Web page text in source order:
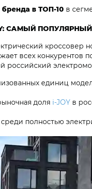
в ТОП-10 в
САМЫЙ
кроссовер
всех конкурентов
российский
единиц
доля i‑JOY в
среди полностью